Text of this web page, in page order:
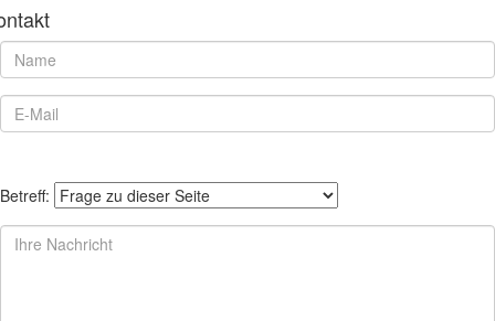
Betreff: